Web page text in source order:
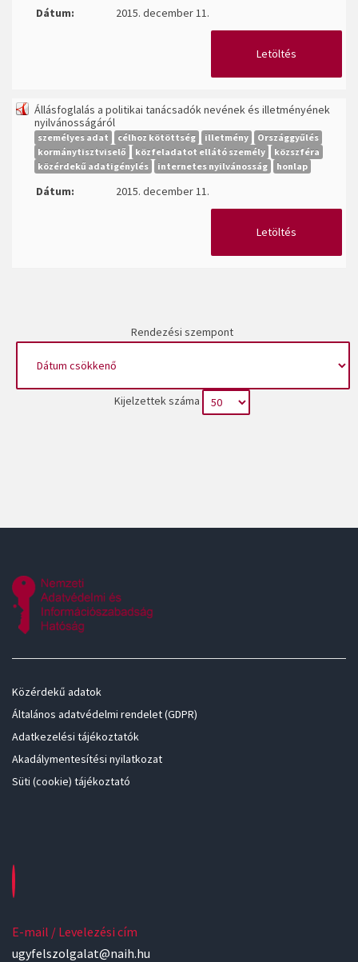
Dátum: 2015. december 11.
Letöltés
Állásfoglalás a politikai tanácsadók nevének és illetményének
nyilvánosságáról
személyes adat célhoz kötöttség illetmény
Országgyűlés
kormánytisztviselő
közfeladatot ellátó személy
közszféra
közérdekű adatigénylés
internetes nyilvánosság honlap
Dátum: 2015. december 11.
Letöltés
Rendezési szempont
Kijelzettek száma
Közérdekű adatok
Általános adatvédelmi rendelet (GDPR)
Adatkezelési tájékoztatók
Akadálymentesítési nyilatkozat
Süti (cookie) tájékoztató
E-mail / Levelezési cím
ugyfelszolgalat@naih.hu